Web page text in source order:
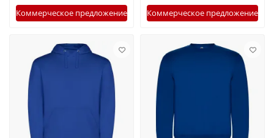
Коммерческое предложение Коммерческое предложение